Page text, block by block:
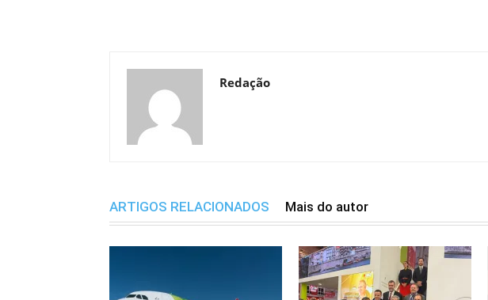
Redação
ARTIGOS RELACIONADOS Mais do autor